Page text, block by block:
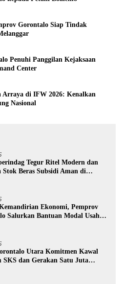
Gorontalo Siap Tindak
Penuhi Panggilan Kejaksaan
Center
di IFW 2026: Kenalkan
Nasional
Tegur Ritel Modern dan
Stok Beras Subsidi Aman di
Ekonomi, Pemprov
Salurkan Bantuan Modal Usaha
Utara Komitmen Kawal
SKS dan Gerakan Satu Juta